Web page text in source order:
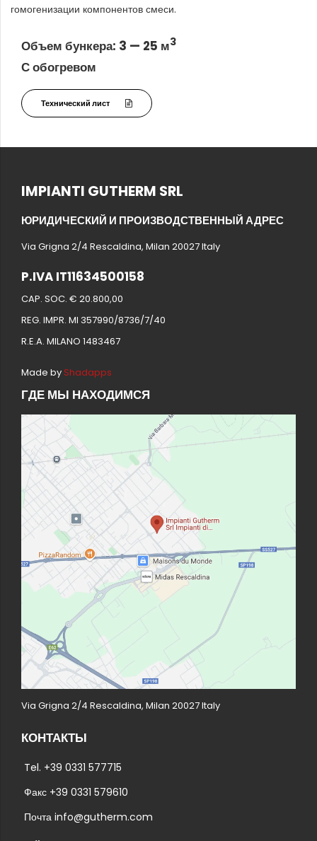
гомогенизации компонентов смеси.
Объем бункера: 3 — 25 м3
С обогревом
Технический лист
IMPIANTI GUTHERM SRL
ЮРИДИЧЕСКИЙ И ПРОИЗВОДСТВЕННЫЙ АДРЕС
Via Grigna 2/4 Rescaldina, Milan 20027 Italy
P.IVA IT11634500158
CAP. SOC. € 20.800,00
REG. IMPR. MI 357990/8736/7/40
R.E.A. MILANO 1483467
Made by Shadapps
ГДЕ МЫ НАХОДИМСЯ
Via Grigna 2/4 Rescaldina, Milan 20027 Italy
КОНТАКТЫ
Tel. +39 0331 577715
Факс +39 0331 579610
Почта info@gutherm.com